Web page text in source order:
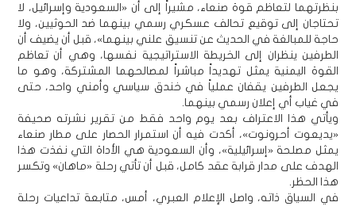
بنظرتهما لتعاظم قوة صنعاء، مشيراً إلى أن «السعودية وإسرائيل، لا
تحتاجان إلى توقيع تحالف عسكري رسمي بينهما ضد الحوثيين، ولا
حاجة للمبالغة في الحديث عن تنسيق علني بينهما»، قبل أن يضيف أن
الطرفين ينظران إلى الخريطة الاستراتيجية نفسها، وهي أن تعاظم
القوة اليمنية يمثل تهديداً مباشراً لمصالحهما المشتركة، وهو ما
يجعل الطرفين يقفان عملياً في خندق سياسي وأمني واحد، حتى
في غياب أي إعلان رسمي بينهما.
ويأتي هذا الاعتراف بعد يوم واحد فقط من تقرير نشرته صحيفة
«يديعوت أحرونوت»، أكدت فيه أن استمرار الحصار على مطار صنعاء
يمثل مصلحة «إسرائيلية»، وأن السعودية هي الأداة التي نفذت هذا
الهدف على مدار قرابة عقد كامل، قبل أن تأتي رحلة «ماهان» وتكسر
هذا الحظر.
في السياق ذاته، واصل الإعلام العبري، أمس، متابعة تداعيات رحلة